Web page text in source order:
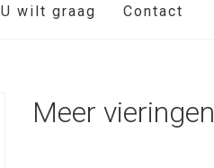
U wilt graag Contact
Meer vieringen